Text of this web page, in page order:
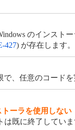
のインス
427) が存在します。
、任意のコードを
ーラを使用しない
は既に終了してい